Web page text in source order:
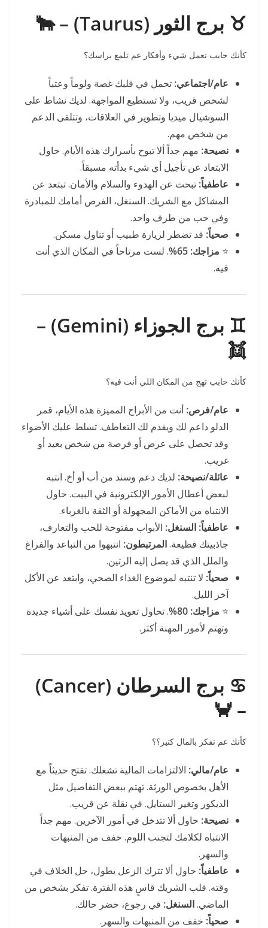
♉ برج الثور (Taurus) – 🐂
كأنك حابب تعمل شيء وأفكار عم تلمع براسك؟
عام/اجتماعي: تحمل في قلبك غصة ولوماً وعتباً
لشخص قريب، ولا تستطيع المواجهة. لديك نشاط على
السوشيال ميديا وتطوير في العلاقات، وتتلقى الدعم
من شخص مهم.
نصيحة: مهم جداً ألا تبوح بأسرارك هذه الأيام. حاول
الابتعاد عن تأجيل أي شيء بدأته مسبقاً.
عاطفياً: تبحث عن الهدوء والسلام والأمان. تبتعد عن
المشاكل مع الشريك. السنغل، الفرص أمامك للمبادرة
وفي حب من طرف واحد.
صحياً: قد تضطر لزيارة طبيب أو تناول مسكن.
⭐ مزاجك: 65%
. لست مرتاحاً في المكان الذي أنت
فيه.
♊ برج الجوزاء (Gemini) –
👯
كأنك حابب تهج من المكان اللي أنت فيه؟
عام/فرص: أنت من الأبراج المميزة هذه الأيام، قمر
الدلو داعم لك ويقدم لك التعاطف. تسلط عليك الأضواء
وقد تحصل على عرض أو فرصة من شخص بعيد أو
غريب.
عائلة/نصيحة: لديك دعم وسند من أب أو أخ. انتبه
لبعض أعطال الأمور الإلكترونية في البيت. حاول
الانتباه من الأماكن المجهولة أو الثقة بالغرباء.
عاطفياً: السنغل: الأبواب مفتوحة للحب والتعارف،
جاذبيتك فظيعة.المرتبطون: انتبهوا من التباعد والفراغ
والملل الذي قد يصل إليه الرتين.
صحياً: لا تنتبه لموضوع الغذاء الصحي، وابتعد عن الأكل
آخر الليل.
⭐ مزاجك: 80%
. تحاول تعويد نفسك على أشياء جديدة
وتهتم لأمور المهنة أكثر.
♋ برج السرطان (Cancer)
– 🦀
كأنك عم تفكر بالمال كتير؟؟
عام/مالي: الالتزامات المالية تشغلك. تفتح حديثاً مع
الأهل بخصوص الورثة. تهتم ببعض التفاصيل مثل
الديكور وتغير الستايل. في نقلة عن قريب.
نصيحة: حاول ألا تتدخل في أمور الآخرين. مهم جداً
الانتباه لكلامك لتجنب اللوم. خفف من المنبهات
والسهر.
عاطفياً: حاول ألا تترك الزعل يطول، حل الخلاف في
وقته. قلب الشريك قاسٍ هذه الفترة. تفكر بشخص من
الماضي.السنغل: في رجوع، حضر حالك.
صحياً: خفف من المنبهات والسهر.